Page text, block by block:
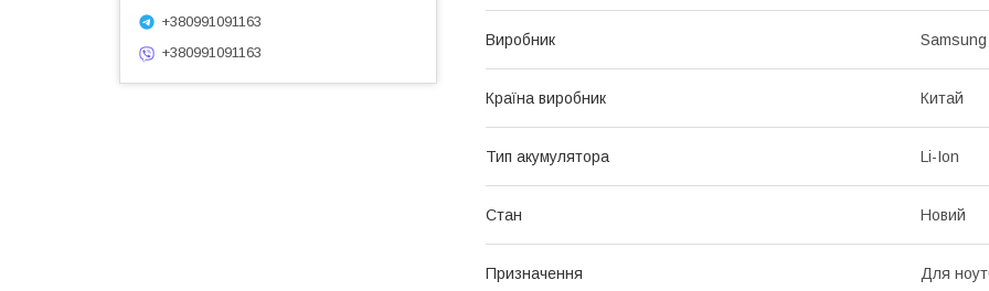
Виробник Samsung
Країна виробник Китай
Тип акумулятора Li-Ion
Стан Новий
Призначення Для
+380991091163
+380991091163